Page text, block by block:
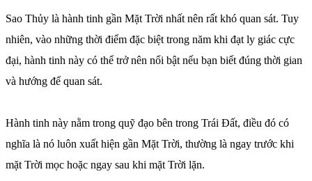
Sao Thủy là hành tinh gần Mặt Trời nhất nên rất khó quan sát. Tuy
nhiên, vào những thời điểm đặc biệt trong năm khi đạt ly giác cực
đại, hành tinh này có thể trở nên nổi bật nếu bạn biết đúng thời gian
và hướng để quan sát.
Hành tinh này nằm trong quỹ đạo bên trong Trái Đất, điều đó có
nghĩa là nó luôn xuất hiện gần Mặt Trời, thường là ngay trước khi
mặt Trời mọc hoặc ngay sau khi mặt Trời lặn.